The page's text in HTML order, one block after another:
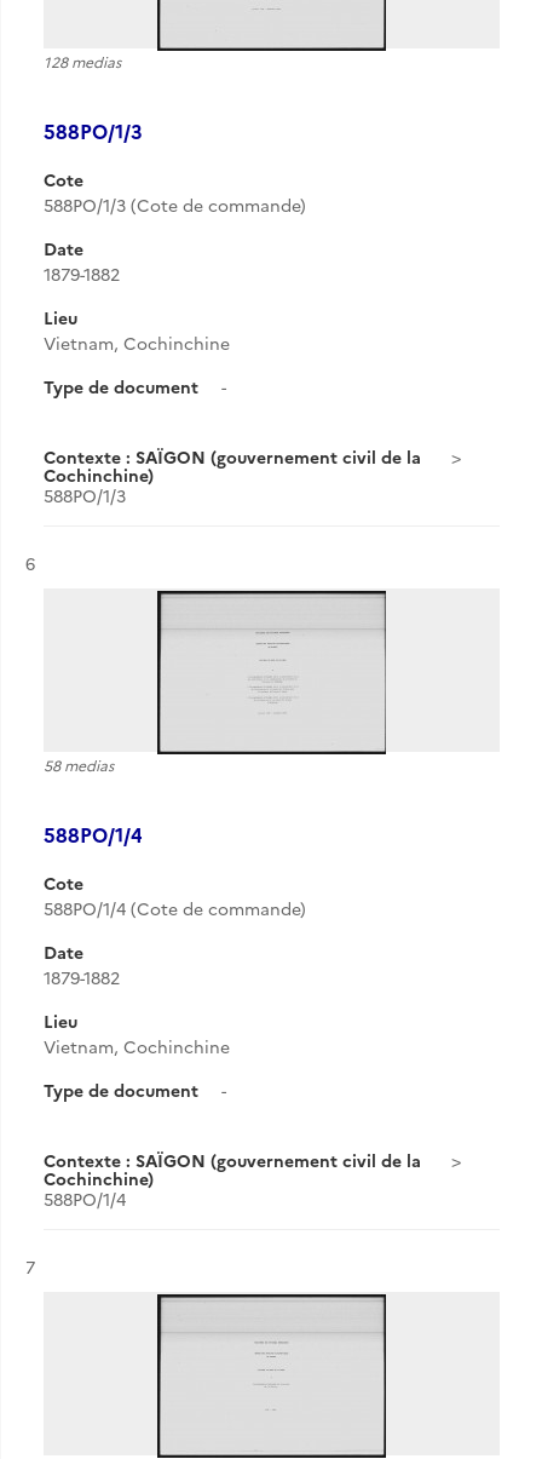
128 medias
588PO/1/3
Cote
588PO/1/3 (Cote de commande)
Date
1879-1882
Lieu
Vietnam, Cochinchine
Type de document
-
Contexte : SAÏGON (gouvernement civil de la
Cochinchine)
588PO/1/3
Résultat n°
6
58 medias
588PO/1/4
Cote
588PO/1/4 (Cote de commande)
Date
1879-1882
Lieu
Vietnam, Cochinchine
Type de document
-
Contexte : SAÏGON (gouvernement civil de la
Cochinchine)
588PO/1/4
Résultat n°
7